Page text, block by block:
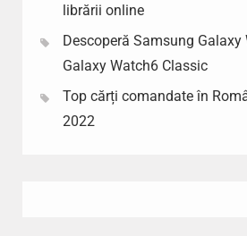
librării online
Descoperă Samsung Galaxy
Galaxy Watch6 Classic
Top cărți comandate în
2022